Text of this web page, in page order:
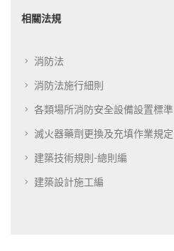
相關法規
消防法
消防法施行細則
各類場所消防安全設備設置標準
滅火器藥劑更換及充填作業規定
建築技術規則-總則編
建築設計施工編